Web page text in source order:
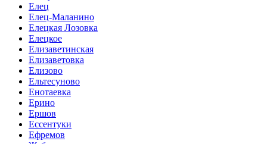
Елец
Елец-Маланино
Елецкая Лозовка
Елецкое
Елизаветинская
Елизаветовка
Елизово
Ельтесуново
Енотаевка
Ерино
Ершов
Ессентуки
Ефремов